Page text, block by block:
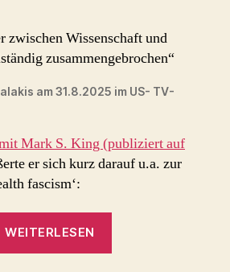
zwischen Wissenschaft und
zusammengebrochen“
am 31.8.2025 im US- TV-
Mark S. King (publiziert auf
er sich kurz darauf u.a. zur
fascism‘:
WEITERLESEN